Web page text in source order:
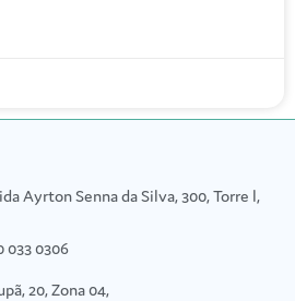
Ayrton Senna da Silva, 300, Torre l,
033 0306
20, Zona 04,